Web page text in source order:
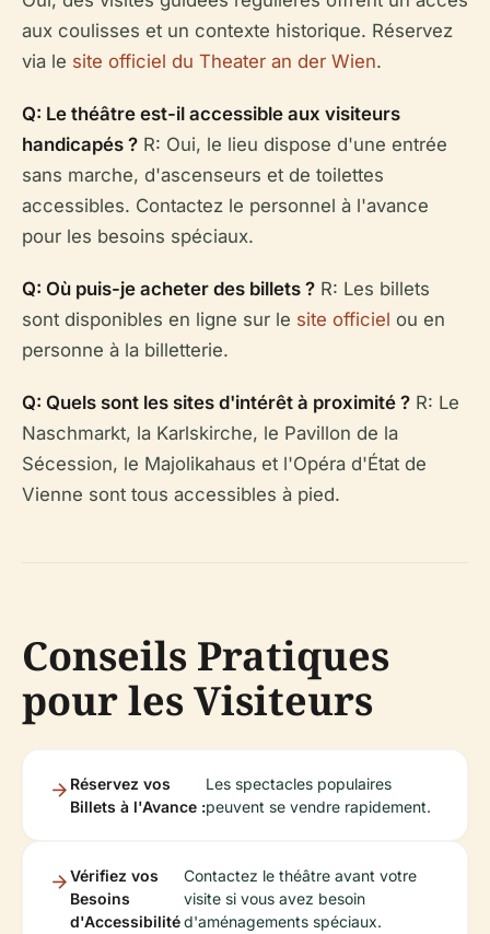
aux coulisses et un contexte historique. Réservez
via le site officiel du Theater an der Wien.
Q: Le théâtre est-il accessible aux visiteurs
handicapés ? R: Oui, le lieu dispose d'une entrée
sans marche, d'ascenseurs et de toilettes
accessibles. Contactez le personnel à l'avance
pour les besoins spéciaux.
Q: Où puis-je acheter des billets ? R: Les billets
sont disponibles en ligne sur le site officiel ou en
personne à la billetterie.
Q: Quels sont les sites d'intérêt à proximité ? R: Le
Naschmarkt, la Karlskirche, le Pavillon de la
Sécession, le Majolikahaus et l'Opéra d'État de
Vienne sont tous accessibles à pied.
Conseils Pratiques
pour les Visiteurs
Réservez vos
Billets à l'Avance :
Les spectacles populaires
peuvent se vendre rapidement.
Vérifiez vos
Besoins
d'Accessibilité
Contactez le théâtre avant votre
visite si vous avez besoin
d'aménagements spéciaux.